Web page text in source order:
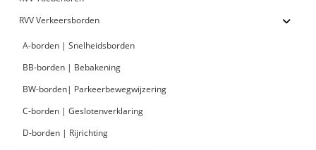
RVV Verkeersborden
A-borden | Snelheidsborden
BB-borden | Bebakening
BW-borden| Parkeerbewegwijzering
C-borden | Geslotenverklaring
D-borden | Rijrichting